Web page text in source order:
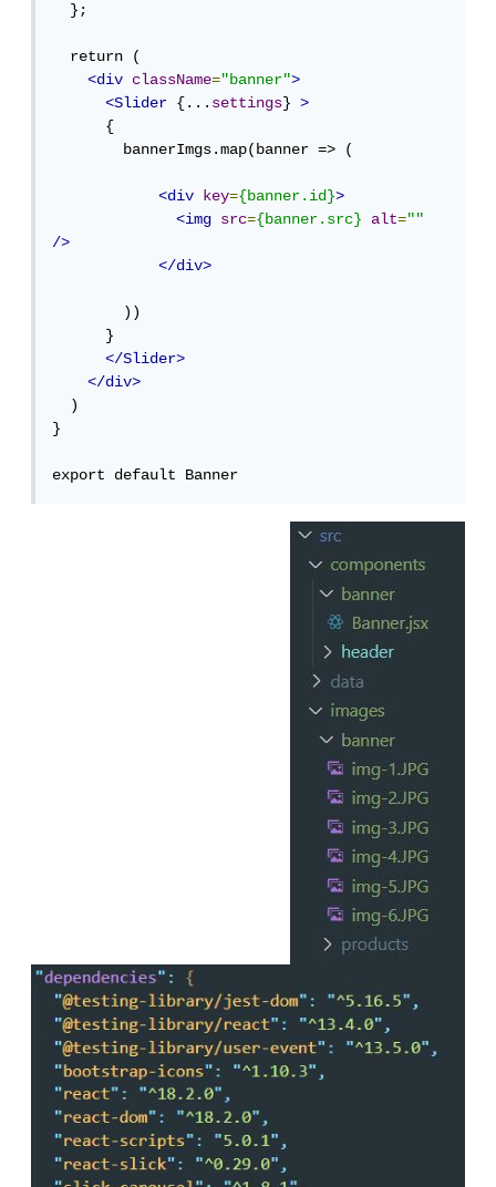
  };
  return (
<div
className="banner">
<Slider {...settings} >
      {
        bannerImgs.map(banner => (
<div key={banner.id}>
<img
src={banner.src} alt=""
/>
</div>
        ))
      }
</Slider>
</div>
  )
}
export default Banner